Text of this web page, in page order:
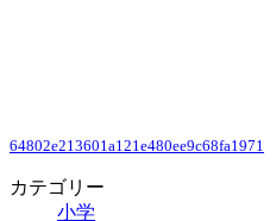
64802e213601a121e480ee9c68fa1971
カテゴリー
小学